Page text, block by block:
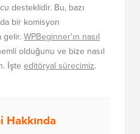
desteklidir. Bu, bazı
bir komisyon
gelir. WPBeginner'ın nasıl
olduğunu ve bize nasıl
İşte editöryal sürecimiz.
Hakkında